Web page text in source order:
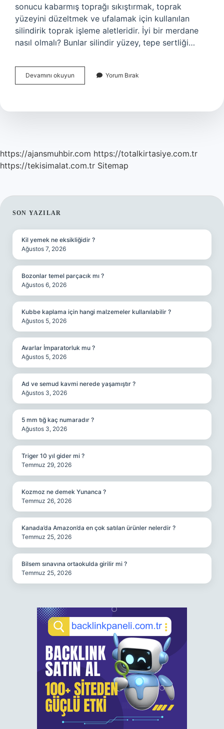
sonucu kabarmış toprağı sıkıştırmak, toprak
yüzeyini düzeltmek ve ufalamak için kullanılan
silindirik toprak işleme aletleridir. İyi bir merdane
nasıl olmalı? Bunlar silindir yüzey, tepe sertliği…
Devamını okuyun Merdane
Nedir
Yarar
Yorum Bırak
https://ajansmuhbir.com https://totalkirtasiye.com.tr
https://tekisimalat.com.tr Sitemap
SIDEBAR
SON YAZILAR
Kil yemek ne eksikliğidir ?
Ağustos 7, 2026
Bozonlar temel parçacık mı ?
Ağustos 6, 2026
Kubbe kaplama için hangi malzemeler kullanılabilir ?
Ağustos 5, 2026
Avarlar İmparatorluk mu ?
Ağustos 5, 2026
Ad ve semud kavmi nerede yaşamıştır ?
Ağustos 3, 2026
5 mm tığ kaç numaradır ?
Ağustos 3, 2026
Triger 10 yıl gider mi ?
Temmuz 29, 2026
Kozmoz ne demek Yunanca ?
Temmuz 26, 2026
Kanada’da Amazon’da en çok satılan ürünler nelerdir ?
Temmuz 25, 2026
Bilsem sınavına ortaokulda girilir mi ?
Temmuz 25, 2026